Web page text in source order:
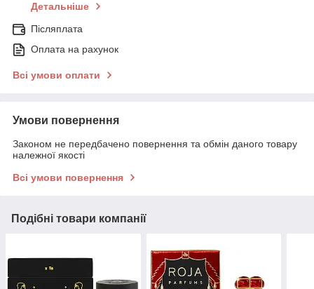
Детальніше
Післяплата
Оплата на рахунок
Всі умови оплати
Умови повернення
Законом не передбачено повернення та обмін даного товару
належної якості
Всі умови повернення
Подібні товари компанії